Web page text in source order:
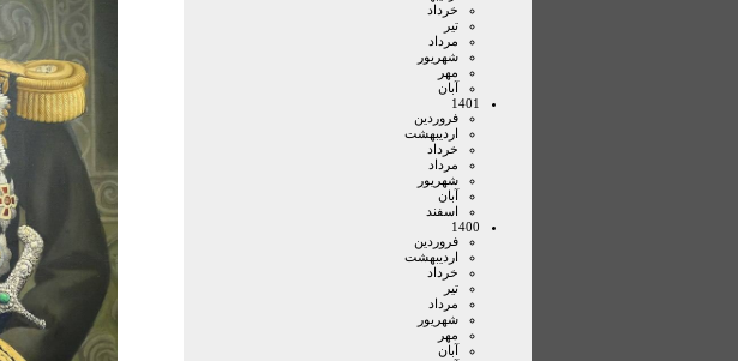
خرداد
تير
مرداد
شهريور
مهر
آبان
1401
فروردين
ارديبهشت
خرداد
مرداد
شهريور
آبان
اسفند
1400
فروردين
ارديبهشت
خرداد
تير
مرداد
شهريور
مهر
آبان